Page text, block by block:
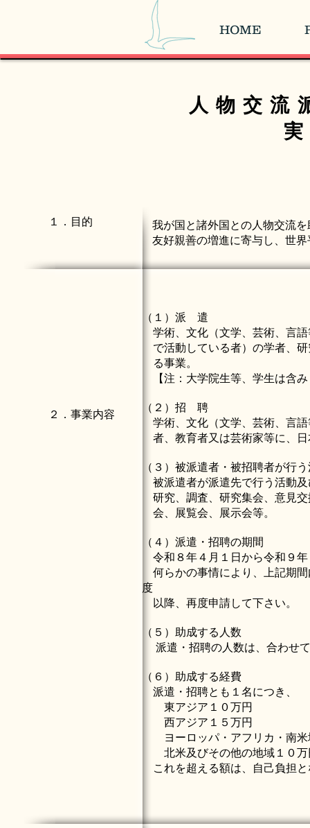
HOME
人物交流
我が国と諸外国との人物交流
友好親善の増進に寄与し、世
１．目的
（１）派 遣
学術、文化（文学、芸術、言
で活動している者）の学者、
る事業。
【注：大学院生等、学生は含
（２）招 聘
学術、文化（文学、芸術、言
者、教育者又は芸術家等に、
（３）被派遣者・被招聘者が行
被派遣者が派遣先で行う活動
研究、調査、研究集会、意見
会、展覧会、展示会等。
（４）派遣・招聘の期間
令和８年４月１日から令和９
何らかの事情により、上記期
度
以降、再度申請して下さい。
（５）助成する人数
派遣・招聘の人数は、合わせ
（６）助成する経費
派遣・招聘とも１名につき、
東アジア１０万円
西アジア１５万円
ヨーロッパ・アフリカ・南米
北米及びその他の地域１０万
これを超える額は、自己負担
２．事業内容